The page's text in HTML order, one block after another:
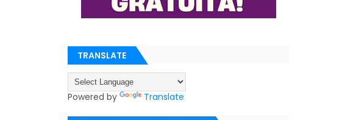
TRANSLATE
Powered by Translate